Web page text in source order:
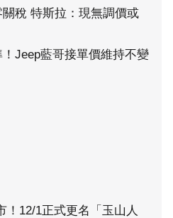
稅 特斯拉：現無調價或
Jeep藍哥接單價維持不變
！12/1正式更名「玉山人